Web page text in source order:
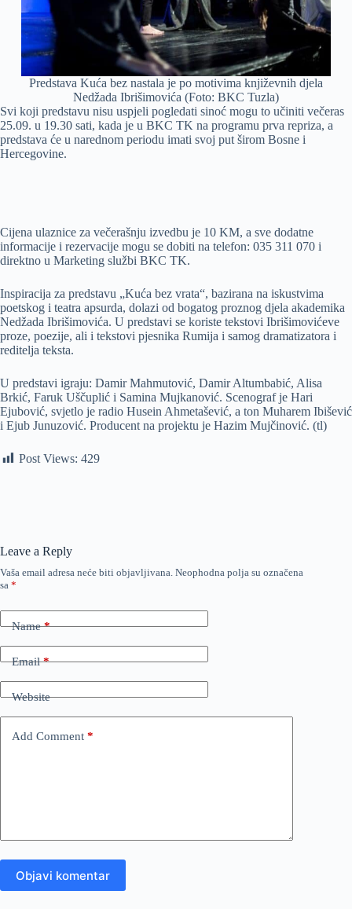
Predstava Kuća bez nastala je po motivima književnih djela
Nedžada Ibrišimovića (Foto: BKC Tuzla)
Svi koji predstavu nisu uspjeli pogledati sinoć mogu to učiniti večeras
25.09. u 19.30 sati, kada je u BKC TK na programu prva repriza, a
predstava će u narednom periodu imati svoj put širom Bosne i
Hercegovine.
Cijena ulaznice za večerašnju izvedbu je 10 KM, a sve dodatne
informacije i rezervacije mogu se dobiti na telefon: 035 311 070 i
direktno u Marketing službi BKC TK.
Inspiracija za predstavu „Kuća bez vrata“, bazirana na iskustvima
poetskog i teatra apsurda, dolazi od bogatog proznog djela akademika
Nedžada Ibrišimovića. U predstavi se koriste tekstovi Ibrišimovićeve
proze, poezije, ali i tekstovi pjesnika Rumija i samog dramatizatora i
reditelja teksta.
U predstavi igraju: Damir Mahmutović, Damir Altumbabić, Alisa
Brkić, Faruk Uščuplić i Samina Mujkanović. Scenograf je Hari
Ejubović, svjetlo je radio Husein Ahmetašević, a ton Muharem Ibišević
i Ejub Junuzović. Producent na projektu je Hazim Mujčinović. (tl)
Post Views: 429
Leave a Reply
Vaša email adresa neće biti objavljivana. Neophodna polja su označena
sa *
Name*
Email*
Website
Add Comment *
Objavi komentar